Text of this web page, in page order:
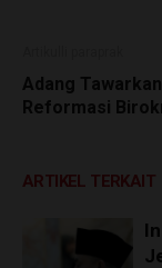
Adang Tawarkan
Reformasi
ARTIKEL TERKAIT